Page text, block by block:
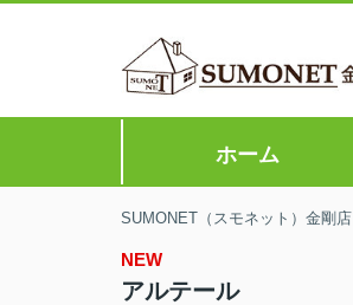
ホーム
SUMONET（スモネット）金剛店
NEW
アルテール